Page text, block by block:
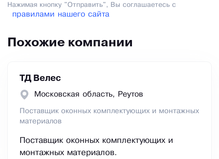
Нажимая кнопку "Отправить", Вы соглашаетесь с
правилами нашего сайта
Похожие компании
ТД Велес
Московская область, Реутов
Поставщик оконных комплектующих и монтажных
материалов
Поставщик оконных комплектующих и
монтажных материалов.